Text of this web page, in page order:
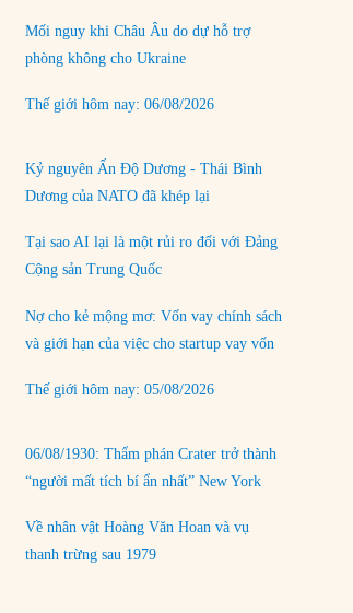
lược kế tiếp của Bắc Kinh ở Biển Đông
2026
tự thế giới mới: Các nước nhỏ sẽ luôn
chịu đựng?
2026
LOAD MORE
Mối nguy khi Châu Âu do dự hỗ trợ
phòng không cho Ukraine
Thế giới hôm nay: 06/08/2026
Kỷ nguyên Ấn Độ Dương - Thái Bình
Dương của NATO đã khép lại
Tại sao AI lại là một rủi ro đối với Đảng
Cộng sản Trung Quốc
Nợ cho kẻ mộng mơ: Vốn vay chính sách
và giới hạn của việc cho startup vay vốn
Thế giới hôm nay: 05/08/2026
06/08/1930: Thẩm phán Crater trở thành
“người mất tích bí ẩn nhất” New York
Về nhân vật Hoàng Văn Hoan và vụ
thanh trừng sau 1979